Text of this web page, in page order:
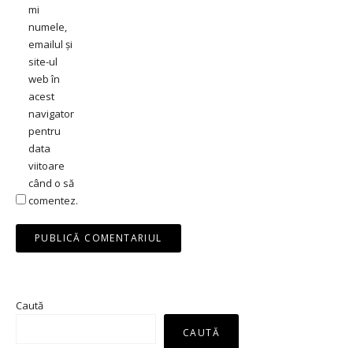
mi
numele,
emailul și
site-ul
web în
acest
navigator
pentru
data
viitoare
când o să
comentez.
Caută
CAUTĂ